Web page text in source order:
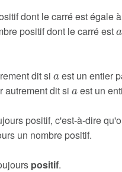
dont le carré est égale
positif dont le carré est
a
dit si
est un entier
autrement dit si
a
est un
positif, c'est-à-dire
un nombre positif.
positif.